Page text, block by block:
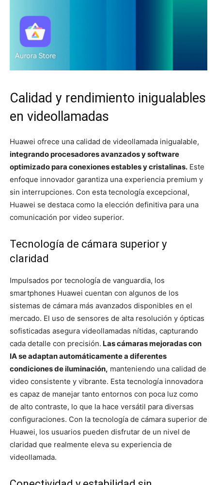
Calidad y rendimiento inigualables
en videollamadas
Huawei ofrece una calidad de videollamada inigualable,
integrando procesadores avanzados y software
optimizado para conexiones estables y cristalinas. Este
enfoque innovador garantiza una experiencia premium y
sin interrupciones. Con esta tecnología excepcional,
Huawei se destaca como la elección definitiva para una
comunicación por video superior.
Tecnología de cámara superior y
claridad
Impulsados por tecnología de vanguardia, los
smartphones Huawei cuentan con algunos de los
sistemas de cámara más avanzados disponibles en el
mercado. El uso de sensores de alta resolución y ópticas
sofisticadas asegura videollamadas nítidas, capturando
cada detalle con precisión. Las cámaras mejoradas con
IA se adaptan automáticamente a diferentes
condiciones de iluminación, manteniendo una calidad de
video consistente y vibrante. Esta tecnología innovadora
es capaz de manejar tanto entornos con poca luz como
de alto contraste, lo que la hace versátil para diversas
configuraciones. Con la tecnología de cámara superior de
Huawei, los usuarios pueden disfrutar de un nivel de
claridad que realmente eleva su experiencia de
videollamada.